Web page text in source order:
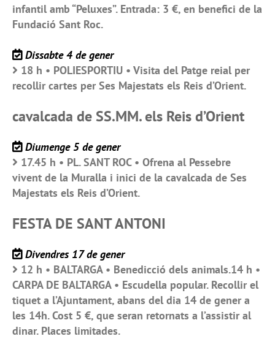
infantil amb “Peluxes”. Entrada: 3 €, en benefici de la
Fundació Sant Roc.
Dissabte 4 de gener
18 h • POLIESPORTIU • Visita del Patge reial per
recollir cartes per Ses Majestats els Reis d’Orient.
cavalcada de SS.MM. els Reis d’Orient
Diumenge 5 de gener
17.45 h • PL. SANT ROC • Ofrena al Pessebre
vivent de la Muralla i inici de la cavalcada de Ses
Majestats els Reis d’Orient.
FESTA DE SANT ANTONI
Divendres 17 de gener
12 h • BALTARGA • Benedicció dels animals.14 h •
CARPA DE BALTARGA • Escudella popular. Recollir el
tiquet a l’Ajuntament, abans del dia 14 de gener a
les 14h. Cost 5 €, que seran retornats a l’assistir al
dinar. Places limitades.